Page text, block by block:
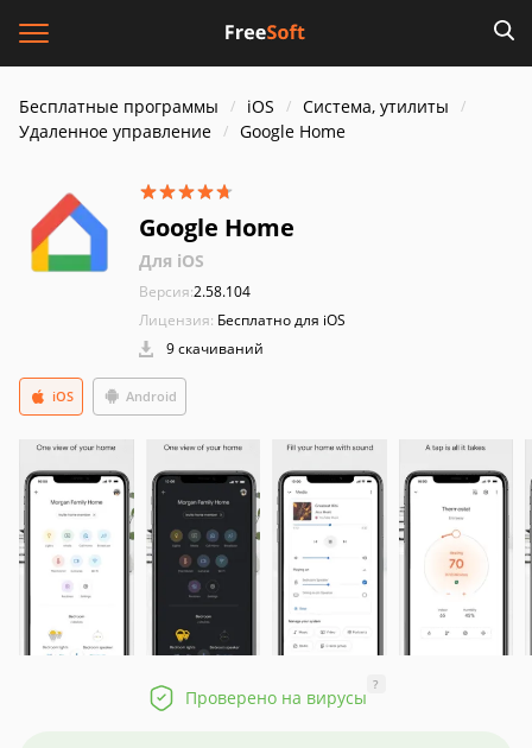
Бесплатные программы iOS
Система, утилиты
Удаленное управление
Google Home
Google Home
Для iOS
Версия:2.58.104
Лицензия: Бесплатно для iOS
9 скачиваний
Android
iOS
Проверено на вирусы
?